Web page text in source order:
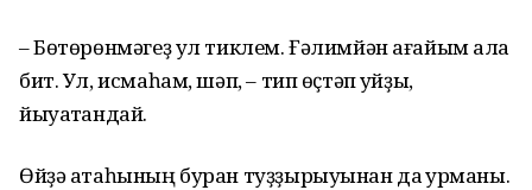
– Бөтөрөнмәгеҙ ул тиклем. Ғәлимйән ағайым ҡала
бит. Ул, исмаһам, шәп, – тип өҫтәп ҡуйҙы,
йыуатҡандай.
Өйҙә атаһының буран туҙҙырыуынан да ҡурҡманы.